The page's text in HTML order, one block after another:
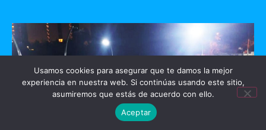
Usamos cookies para asegurar que te damos la mejor
experiencia en nuestra web. Si continúas usando este sitio,
asumiremos que estás de acuerdo con ello.
Aceptar